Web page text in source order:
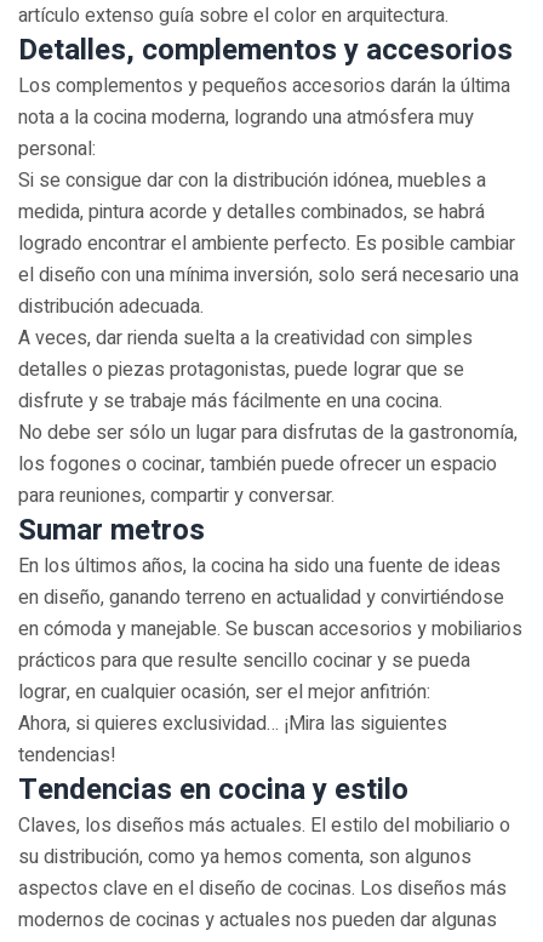
artículo extenso guía sobre el color en arquitectura.
Detalles, complementos y accesorios
Los complementos y pequeños accesorios darán la última
nota a la cocina moderna, logrando una atmósfera muy
personal:
Si se consigue dar con la distribución idónea, muebles a
medida, pintura acorde y detalles combinados, se habrá
logrado encontrar el ambiente perfecto. Es posible cambiar
el diseño con una mínima inversión, solo será necesario una
distribución adecuada.
A veces, dar rienda suelta a la creatividad con simples
detalles o piezas protagonistas, puede lograr que se
disfrute y se trabaje más fácilmente en una cocina.
No debe ser sólo un lugar para disfrutas de la gastronomía,
los fogones o cocinar, también puede ofrecer un espacio
para reuniones, compartir y conversar.
Sumar metros
En los últimos años, la cocina ha sido una fuente de ideas
en diseño, ganando terreno en actualidad y convirtiéndose
en cómoda y manejable. Se buscan accesorios y mobiliarios
prácticos para que resulte sencillo cocinar y se pueda
lograr, en cualquier ocasión, ser el mejor anfitrión:
Ahora, si quieres exclusividad… ¡Mira las siguientes
tendencias!
Tendencias en cocina y estilo
Claves, los diseños más actuales. El estilo del mobiliario o
su distribución, como ya hemos comenta, son algunos
aspectos clave en el diseño de cocinas. Los diseños más
modernos de cocinas y actuales nos pueden dar algunas